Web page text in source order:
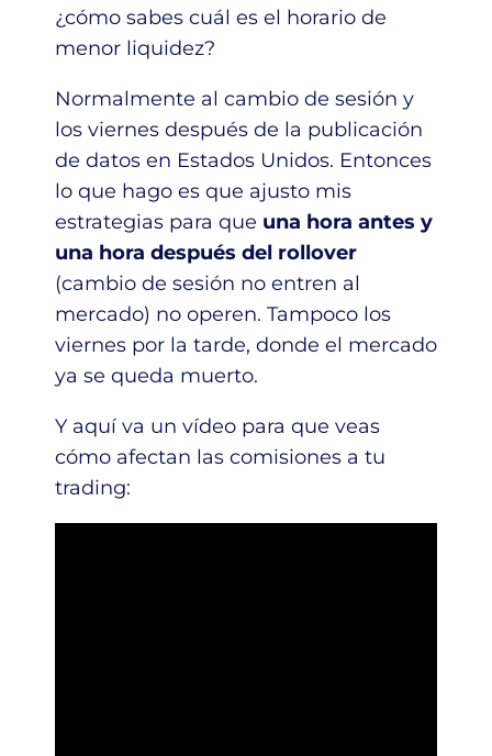
¿cómo sabes cuál es el horario de
menor liquidez?
Normalmente al cambio de sesión y
los viernes después de la publicación
de datos en Estados Unidos. Entonces
lo que hago es que ajusto mis
estrategias para que una hora antes y
una hora después del rollover
(cambio de sesión no entren al
mercado) no operen. Tampoco los
viernes por la tarde, donde el mercado
ya se queda muerto.
Y aquí va un vídeo para que veas
cómo afectan las comisiones a tu
trading: